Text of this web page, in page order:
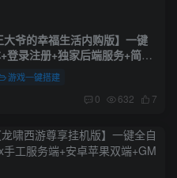
爷的幸福生活内购版】一键
登录注册+独家后端服务+简易
机端显示
游戏一键搭建
0 632 7